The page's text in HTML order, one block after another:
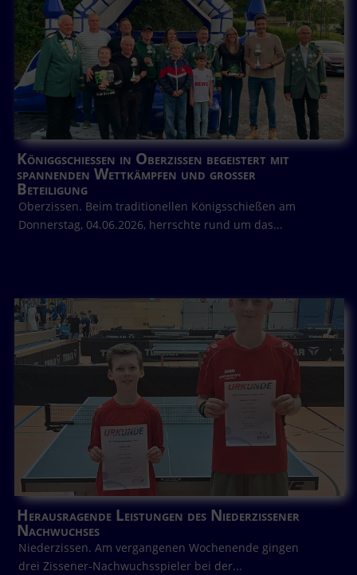
Königgschießen in Oberzissen begeistert mit
spannenden Wettkämpfen und großer
Beteiligung
Oberzissen. Beim traditionellen Königsschießen am
Donnerstag, 04.06.2026, herrschte rund um das...
Herausragende Leistungen des Niederzissener
Nachwuchses
Niederzissen. Am vergangenen Wochenende gingen
drei Zissener-Nachwuchsspieler bei der...